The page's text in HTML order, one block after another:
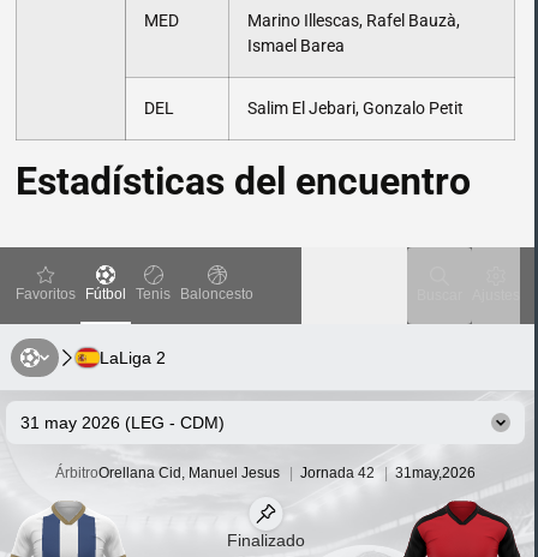
MED
Marino Illescas, Rafel Bauzà,
Ismael Barea
DEL Salim El Jebari, Gonzalo Petit
Estadísticas del encuentro